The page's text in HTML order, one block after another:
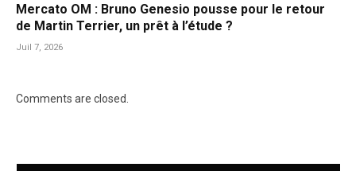
Mercato OM : Bruno Genesio pousse pour le retour
de Martin Terrier, un prêt à l’étude ?
Juil 7, 2026
Comments are closed.